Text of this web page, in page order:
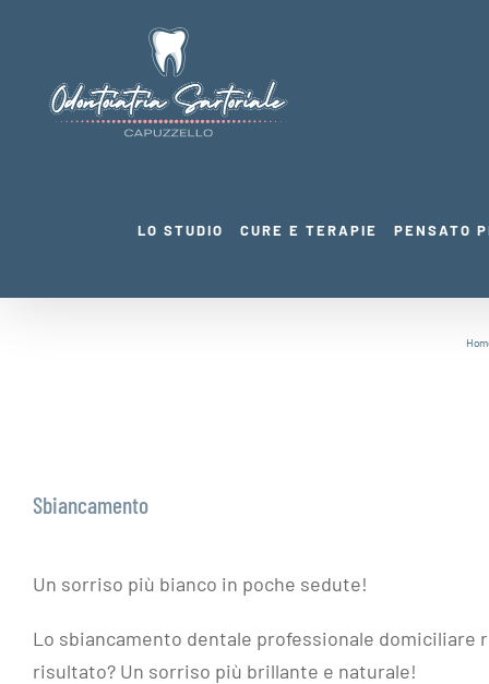
contenuto
LO STUDIO CURE E TERAPIE PENSATO
Sbiancamento
Un sorriso più bianco in poche sedute!
Lo sbiancamento dentale professionale
risultato? Un sorriso più brillante e naturale!